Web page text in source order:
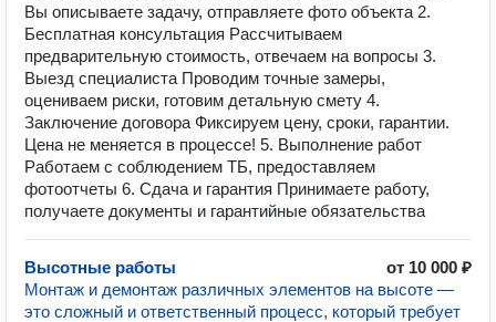
Вы описываете задачу, отправляете фото объекта 2.
Бесплатная консультация Рассчитываем
предварительную стоимость, отвечаем на вопросы 3.
Выезд специалиста Проводим точные замеры,
оцениваем риски, готовим детальную смету 4.
Заключение договора Фиксируем цену, сроки, гарантии.
Цена не меняется в процессе! 5. Выполнение работ
Работаем с соблюдением ТБ, предоставляем
фотоотчеты 6. Сдача и гарантия Принимаете работу,
получаете документы и гарантийные обязательства
Высотные работы
от 10 000 ₽
Монтаж и демонтаж различных элементов на высоте —
это сложный и ответственный процесс, который требует